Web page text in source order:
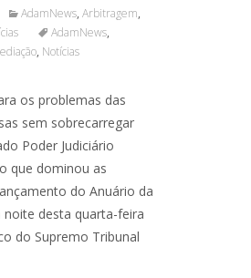
AdamNews, Arbitragem,
AdamNews,
, Notícias
os problemas das
sem sobrecarregar
Poder Judiciário
que dominou as
do Anuário da
noite desta quarta-feira
do Supremo Tribunal